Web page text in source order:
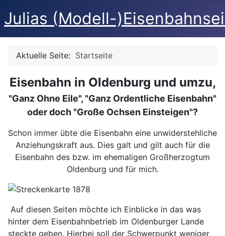
Julias (Modell-
Aktuelle Seite: Startseite
Eisenbahn in Oldenburg und umzu,
"Ganz Ohne Eile", "Ganz Ordentliche Eisenbahn"
oder doch "Große Ochsen Einsteigen"?
Schon immer übte die Eisenbahn eine unwiderstehliche
Anziehungskraft aus. Dies galt und gilt auch für die
Eisenbahn des bzw. im ehemaligen Großherzogtum
Oldenburg und für mich.
Auf diesen Seiten möchte ich Einblicke in das was
hinter dem Eisenbahnbetrieb im Oldenburger Lande
steckte geben. Hierbei soll der Schwerpunkt weniger